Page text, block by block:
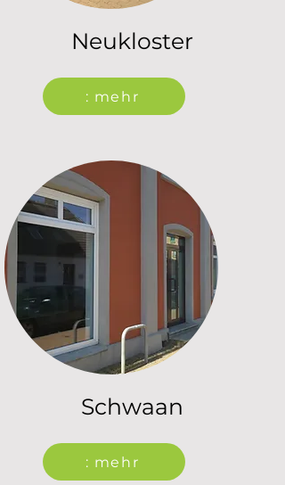
Neukloster
: mehr
Schwaan
: mehr